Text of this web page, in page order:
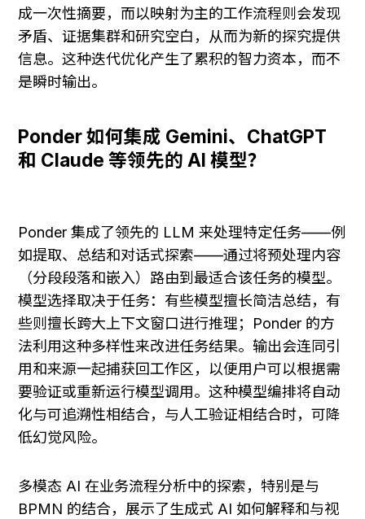
成一次性摘要，而以映射为主的工作流程则会发现
矛盾、证据集群和研究空白，从而为新的探究提供
信息。这种迭代优化产生了累积的智力资本，而不
是瞬时输出。
Ponder 如何集成 Gemini、ChatGPT
和 Claude 等领先的 AI 模型？
Ponder 集成了领先的 LLM 来处理特定任务——例
如提取、总结和对话式探索——通过将预处理内容
（分段段落和嵌入）路由到最适合该任务的模型。
模型选择取决于任务：有些模型擅长简洁总结，有
些则擅长跨大上下文窗口进行推理；Ponder 的方
法利用这种多样性来改进任务结果。输出会连同引
用和来源一起捕获回工作区，以便用户可以根据需
要验证或重新运行模型调用。这种模型编排将自动
化与可追溯性相结合，与人工验证相结合时，可降
低幻觉风险。
多模态 AI 在业务流程分析中的探索，特别是与
BPMN 的结合，展示了生成式 AI 如何解释和与视